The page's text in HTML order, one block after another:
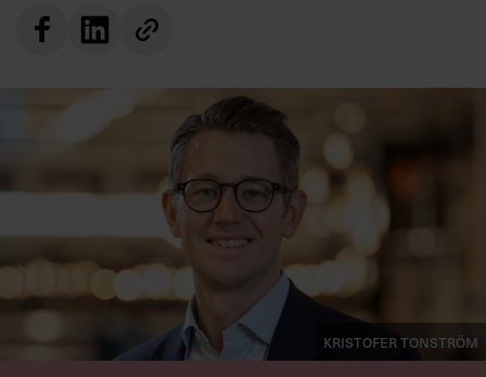
Logga in
Prenumerera
Kristofer Tonström